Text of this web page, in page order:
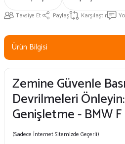
Tavsiye Et Paylaş Karşılaştır
Ürün Bilgisi
Zemine Güvenle
Devrilmeleri
Genişletme - BMW
(Sadece İnternet Sitemizde Geçerli)